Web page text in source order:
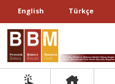
English Türkçe